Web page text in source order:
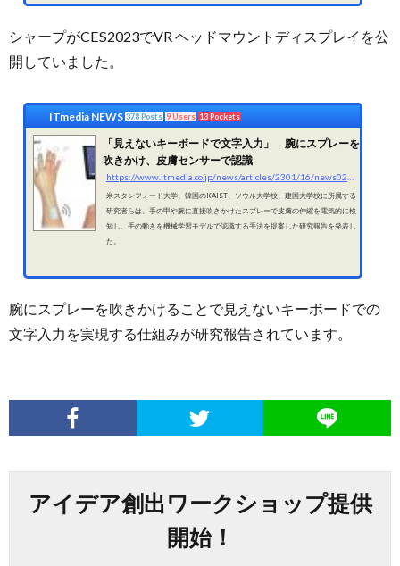
シャープがCES2023でVR ヘッドマウントディスプレイを公
開していました。
ITmedia NEWS 378 Posts 9 Users 13 Pockets
「見えないキーボードで文字入力」 腕にスプレーを
吹きかけ、皮膚センサーで認識
米スタンフォード大学、韓国のKAIST、ソウル大学校、建国大学校に所属する
研究者らは、手の甲や腕に直接吹きかけたスプレーで皮膚の伸縮を電気的に検
知し、手の動きを機械学習モデルで認識する手法を提案した研究報告を発表し
た。
腕にスプレーを吹きかけることで見えないキーボードでの
文字入力を実現する仕組みが研究報告されています。
アイデア創出ワークショップ提供
開始！